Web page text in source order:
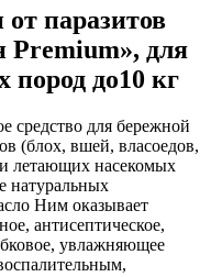
паразитов
для
до10 кг
средство для бережной
(блох, вшей, власоедов,
летающих насекомых
натуральных
Ним оказывает
антисептическое,
увлажняющее